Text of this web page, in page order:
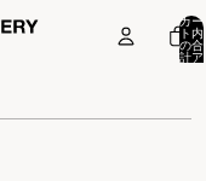
カー
ト内
の合
計ア